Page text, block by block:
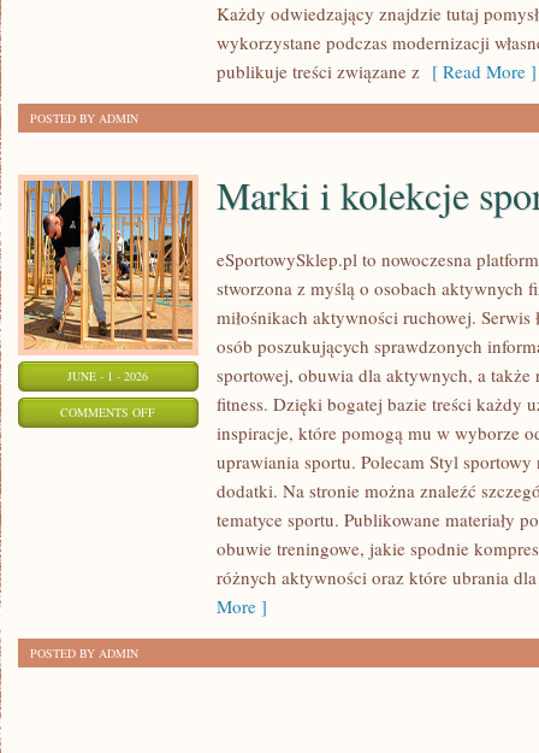
Każdy odwiedzający znajdzie tutaj
wykorzystane podczas modernizacji
publikuje treści związane z [ Read More ]
POSTED BY ADMIN
JUNE - 1 - 2026
COMMENTS OFFON
SPORTOWE
Marki i kolekcje
eSportowySklep.pl to nowoczesna
stworzona z myślą o osobach aktywnych
miłośnikach aktywności ruchowej.
osób poszukujących sprawdzonych
sportowej, obuwia dla aktywnych, a
fitness. Dzięki bogatej bazie treści każdy
inspiracje, które pomogą mu w wyborze
uprawiania sportu. Polecam Styl
dodatki. Na stronie można znaleźć
tematyce sportu. Publikowane materiały
obuwie treningowe, jakie spodnie
różnych aktywności oraz które ubrania
More ]
POSTED BY ADMIN